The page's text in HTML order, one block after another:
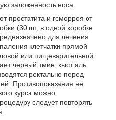
заложенность носа.
простатита и геморроя от
(30 шт, в одной коробке
для лечения
клетчатки прямой
или пищеварительной
черный тмин, кыст аль
ректально перед
Противопоказания не
курса можно
следует повторять